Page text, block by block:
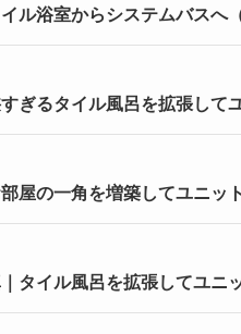
ル浴室からシステムバスへ
ぎるタイル風呂を拡張して
屋の一角を増築してユニッ
タイル風呂を拡張してユニ